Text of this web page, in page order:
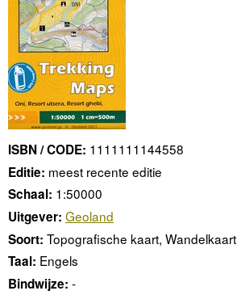
ISBN / CODE: 1111111144558
Editie: meest recente editie
Schaal: 1:50000
Uitgever: Geoland
Soort: Topografische kaart, Wandelkaart
Taal: Engels
Bindwijze: -